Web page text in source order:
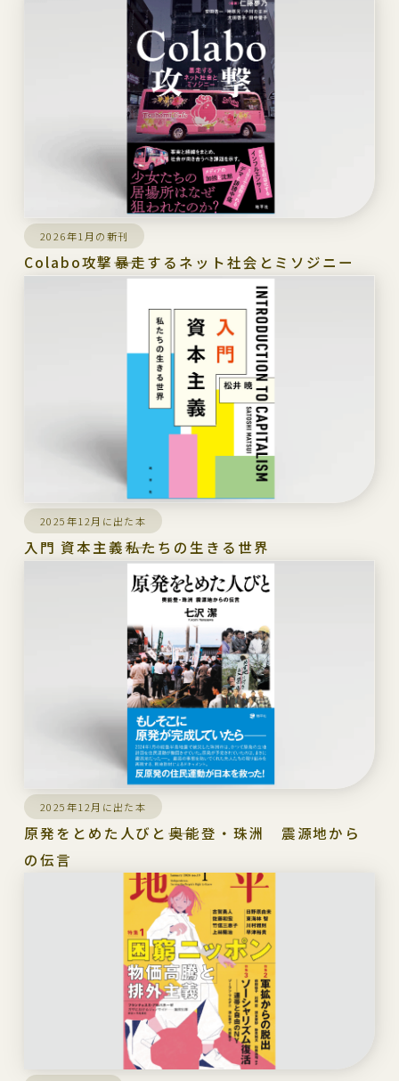
2026年1月の新刊
Colabo攻撃――暴走するネット社会とミソジニー
2025年12月に出た本
入門 資本主義――私たちの生きる世界
2025年12月に出た本
原発をとめた人びと――奥能登・珠洲 震源地から
の伝言